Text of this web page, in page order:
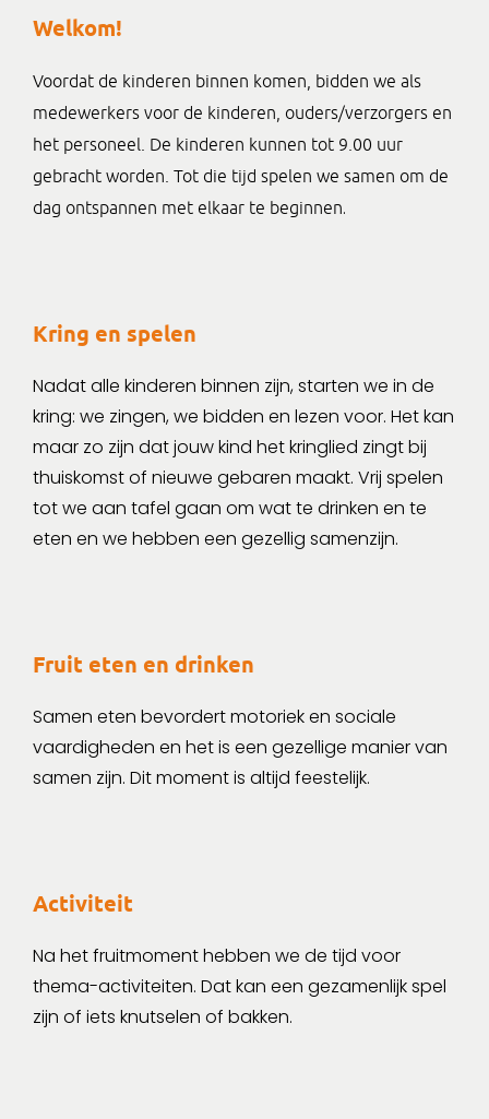
Welkom!
Voordat de kinderen binnen komen, bidden we als
medewerkers voor de kinderen, ouders/verzorgers en
het personeel. De kinderen kunnen tot 9.00 uur
gebracht worden. Tot die tijd spelen we samen om de
dag ontspannen met elkaar te beginnen.
Kring en spelen
Nadat alle kinderen binnen zijn, starten we in de
kring: we zingen, we bidden en lezen voor. Het kan
maar zo zijn dat jouw kind het kringlied zingt bij
thuiskomst of nieuwe gebaren maakt. Vrij spelen
tot we aan tafel gaan om wat te drinken en te
eten en we hebben een gezellig samenzijn.
Fruit eten en drinken
Samen eten bevordert motoriek en sociale
vaardigheden en het is een gezellige manier van
samen zijn. Dit moment is altijd feestelijk.
Activiteit
Na het fruitmoment hebben we de tijd voor
thema-activiteiten. Dat kan een gezamenlijk spel
zijn of iets knutselen of bakken.